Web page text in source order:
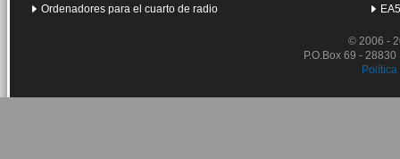
Ordenadores para el cuarto de radio
© 2006 -
P.O.Box 69 -